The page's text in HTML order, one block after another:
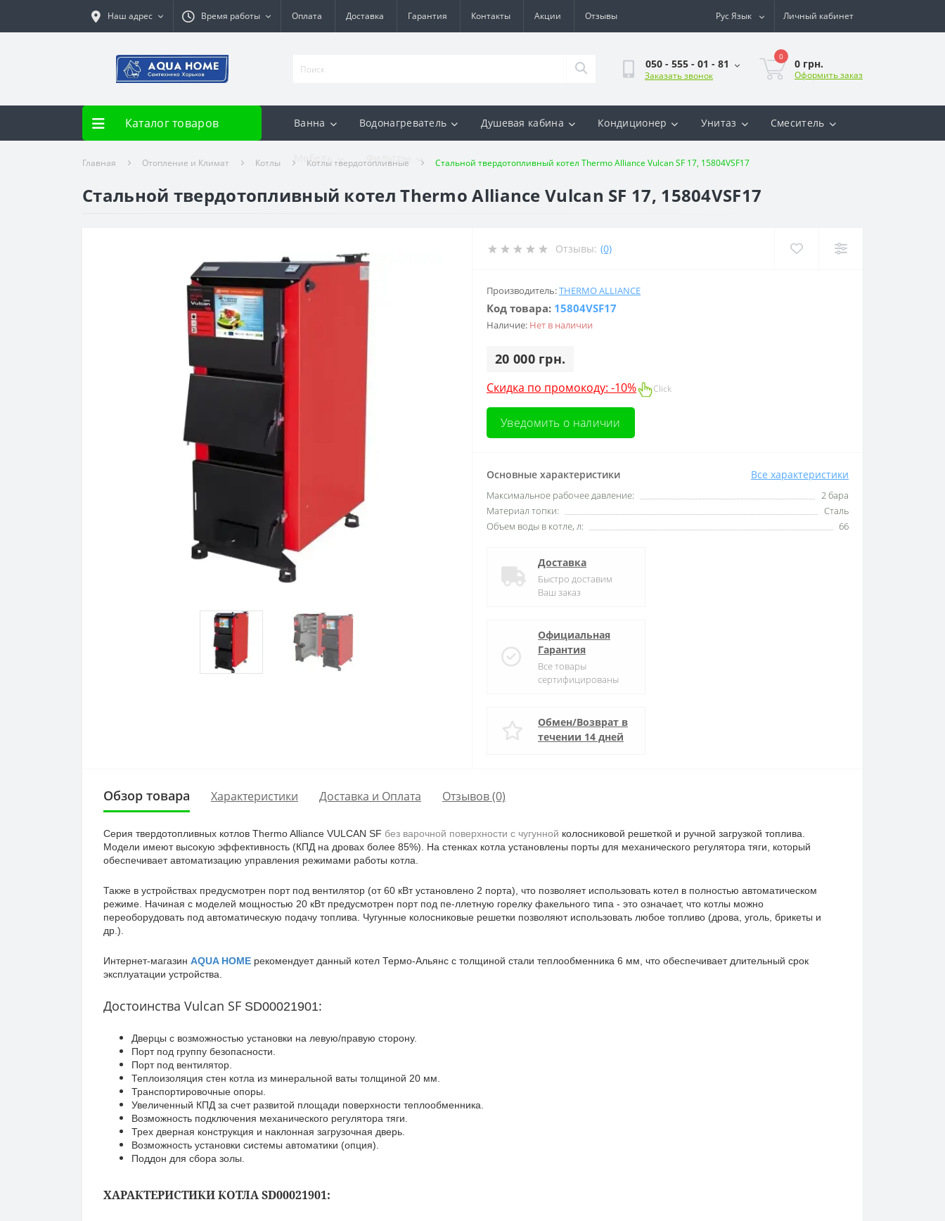
Наш адрес Время работы Оплата Доставка Гарантия Контакты Акции Отзывы РусЯзык Личный кабинет
050 - 555 - 01 - 81
Заказать звонок
0
0 грн.
Оформить заказ
Каталог товаров Ванна Водонагреватель Душевая кабина Кондиционер Унитаз Смеситель
Мебель
Главная Отопление и Климат Котлы Котлы твердотопливные Стальной твердотопливный котел Thermo Alliance Vulcan SF 17, 15804VSF17
Стальной твердотопливный котел Thermo Alliance Vulcan SF 17, 15804VSF17
Отзывы: (0)
Производитель:THERMO ALLIANCE
Код товара: 15804VSF17
Наличие: Нет в наличии
20 000 грн.
Скидка по промокоду: -10% Click
Уведомить о наличии
Основные характеристики Все характеристики
Максимальное рабочее давление:
2 бара
Материал топки:
Сталь
Объем воды в котле, л:
66
Доставка
Быстро доставим
Ваш заказ
Официальная
Гарантия
Все товары
сертифицированы
Обмен/Возврат в
течении 14 дней
Обзор товара Характеристики Доставка и Оплата Отзывов (0)
Серия твердотопливных котлов Thermo Alliance VULCAN SF без варочной поверхности с чугунной колосниковой решеткой и ручной загрузкой топлива.
Модели имеют высокую эффективность (КПД на дровах более 85%). На стенках котла установлены порты для механического регулятора тяги, который
обеспечивает автоматизацию управления режимами работы котла.
Также в устройствах предусмотрен порт под вентилятор (от 60 кВт установлено 2 порта), что позволяет использовать котел в полностью автоматическом
режиме. Начиная с моделей мощностью 20 кВт предусмотрен порт под пе-ллетную горелку факельного типа - это означает, что котлы можно
переоборудовать под автоматическую подачу топлива. Чугунные колосниковые решетки позволяют использовать любое топливо (дрова, уголь, брикеты и
др.).
Интернет-магазин AQUA HOME рекомендует данный котел Термо-Альянс с толщиной стали теплообменника 6 мм, что обеспечивает длительный срок
эксплуатации устройства.
Достоинства Vulcan SF SD00021901:
Дверцы с возможностью установки на левую/правую сторону.
Порт под группу безопасности.
Порт под вентилятор.
Теплоизоляция стен котла из минеральной ваты толщиной 20 мм.
Транспортировочные опоры.
Увеличенный КПД за счет развитой площади поверхности теплообменника.
Возможность подключения механического регулятора тяги.
Трех дверная конструкция и наклонная загрузочная дверь.
Возможность установки системы автоматики (опция).
Поддон для сбора золы.
ХАРАКТЕРИСТИКИ КОТЛА SD00021901: